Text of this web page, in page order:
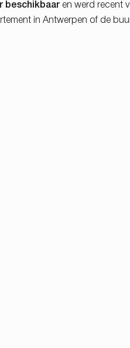
beschikbaar en werd recent
in Antwerpen of de